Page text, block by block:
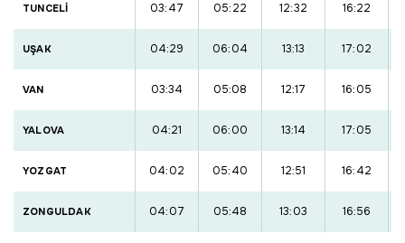
TUNCELİ 03:47 05:22 12:32 16:22
UŞAK 04:29 06:04 13:13 17:02
VAN 03:34 05:08 12:17 16:05
YALOVA 04:21 06:00 13:14 17:05
YOZGAT 04:02 05:40 12:51 16:42
ZONGULDAK 04:07 05:48 13:03 16:56